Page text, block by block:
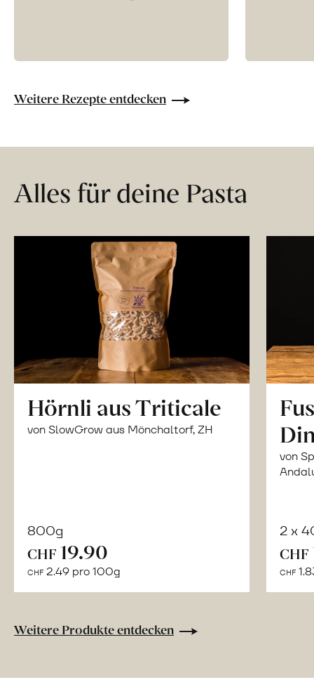
Weitere Rezepte entdecken
Alles für deine Pasta
Hörnli aus Triticale
von SlowGrow aus Mönchaltorf, ZH
800g
CHF 19.90
CHF 2.49 pro 100g
von
2 x
CHF
CHF
Weitere Produkte entdecken